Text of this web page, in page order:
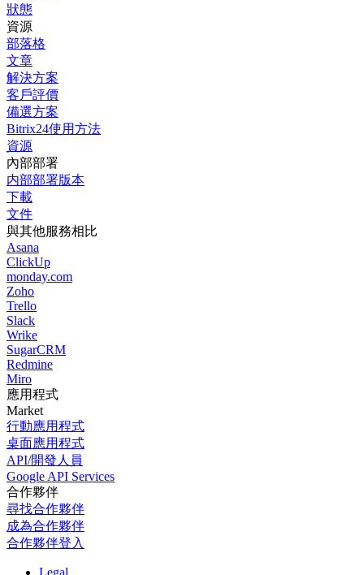
狀態
資源
部落格
文章
解決方案
客戶評價
備選方案
Bitrix24使用方法
資源
內部部署
内部部署版本
下載
文件
與其他服務相比
Asana
ClickUp
monday.com
Zoho
Trello
Slack
Wrike
SugarCRM
Redmine
Miro
應用程式
Market
行動應用程式
桌面應用程式
API/開發人員
Google API Services
合作夥伴
尋找合作夥伴
成為合作夥伴
合作夥伴登入
Legal